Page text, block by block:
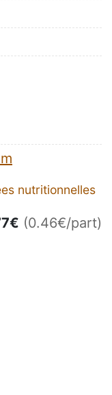
nutritionnelles
€ (0.46€/part)